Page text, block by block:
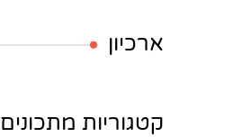
ארכיון
קטגוריות מתכונים